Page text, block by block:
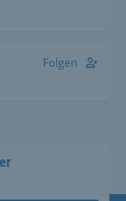
Folgen